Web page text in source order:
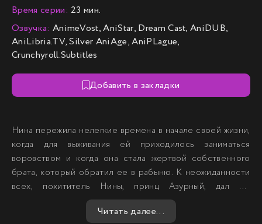
Время серии: 23 мин.
Озвучка: AnimeVost, AniStar, Dream Cast, AniDUB,
AniLibria.TV, Silver AniAge, AniPLague,
Crunchyroll.Subtitles
Добавить в закладки
Нина пережила нелегкие времена в начале своей жизни,
когда для выживания ей приходилось заниматься
воровством и когда она стала жертвой собственного
брата, который обратил ее в рабыню. К неожиданности
всех, похититель Нины, принц Азурный, дал ей
возможность начать новую жизнь как принцесса —
заменив умершую жрицу-принцессу Алишу. Тем не
Читать далее...